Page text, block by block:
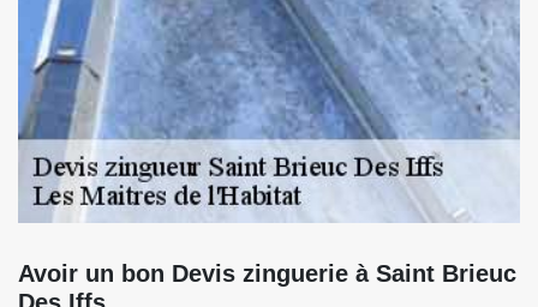
Avoir un bon Devis zinguerie à Saint Brieuc